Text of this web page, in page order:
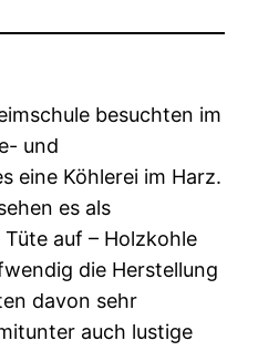
besuchten im
und
eine Köhlerei im Harz.
es als
auf – Holzkohle
die Herstellung
davon sehr
auch lustige